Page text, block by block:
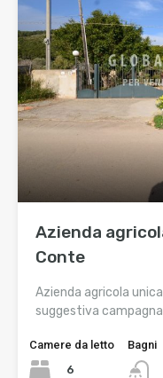
Azienda
Conte
Azienda agricola
suggestiva
Camere da letto
6
Bagni